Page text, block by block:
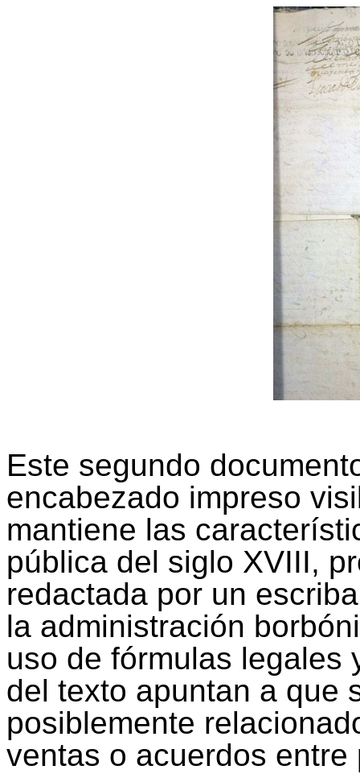
Este segundo
encabezado impreso
mantiene las
pública del siglo XVIII,
redactada por un
la administración
uso de fórmulas legales
del texto apuntan a que
posiblemente
ventas o acuerdos entre